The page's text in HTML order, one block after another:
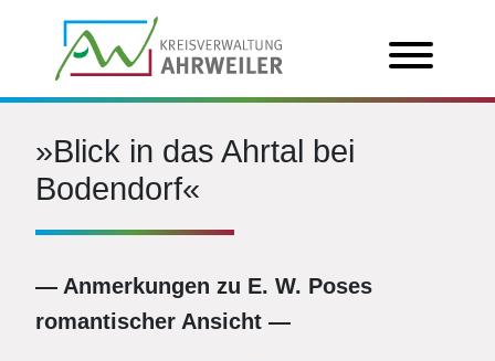
»Blick in das Ahrtal bei
Bodendorf«
— Anmerkungen zu E. W. Poses
romantischer Ansicht —